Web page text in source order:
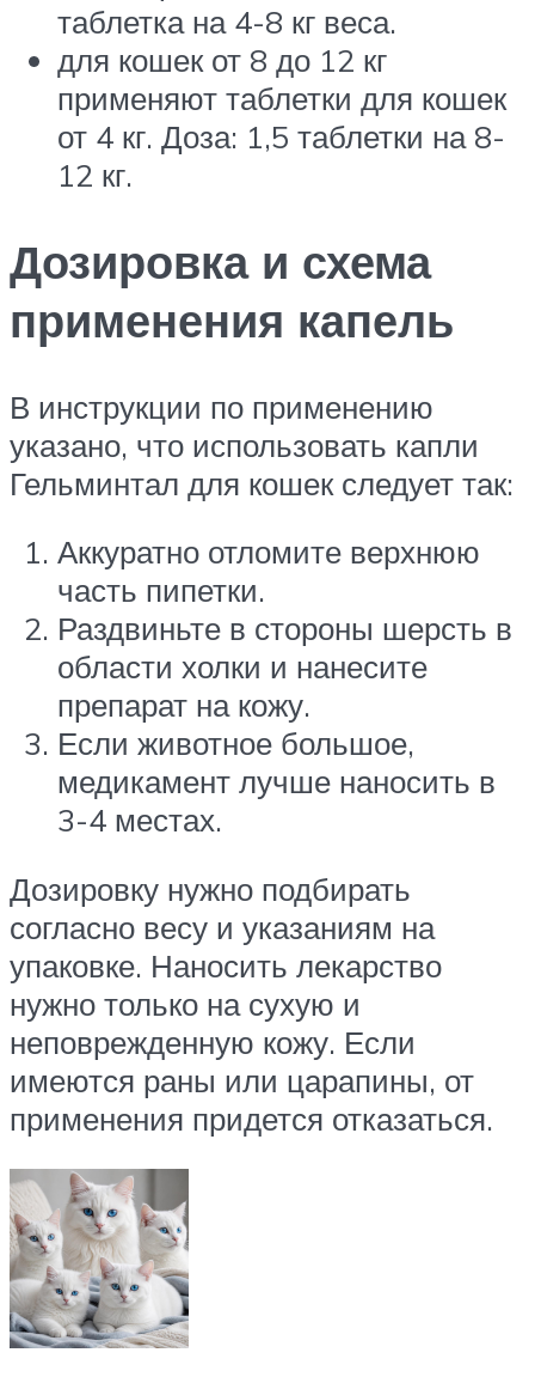
таблетка на 4-8 кг веса.
для кошек от 8 до 12 кг
применяют таблетки для кошек
от 4 кг. Доза: 1,5 таблетки на 8-
12 кг.
Дозировка и схема
применения капель
В инструкции по применению
указано, что использовать капли
Гельминтал для кошек следует так:
Аккуратно отломите верхнюю
часть пипетки.
Раздвиньте в стороны шерсть в
области холки и нанесите
препарат на кожу.
Если животное большое,
медикамент лучше наносить в
3-4 местах.
Дозировку нужно подбирать
согласно весу и указаниям на
упаковке. Наносить лекарство
нужно только на сухую и
неповрежденную кожу. Если
имеются раны или царапины, от
применения придется отказаться.